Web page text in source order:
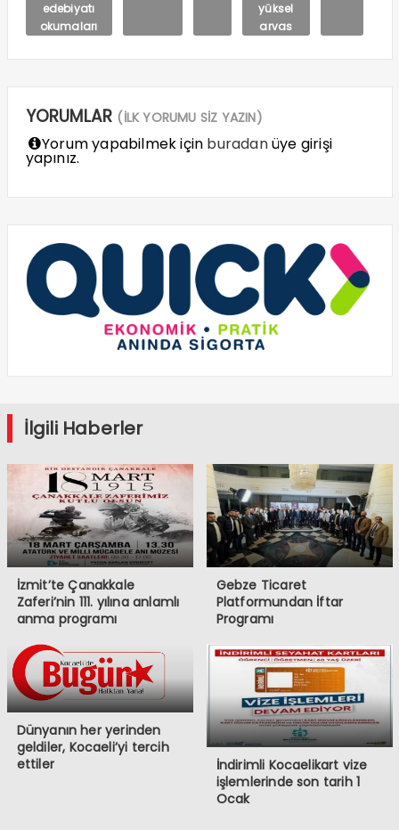
edebiyatı
okumaları
yüksel
arvas
YORUMLAR (İLK YORUMU SİZ YAZIN)
Yorum yapabilmek için buradanüye girişi
yapınız.
İlgili Haberler
İzmit’te Çanakkale
Zaferi’nin 111. yılına anlamlı
anma programı
Gebze Ticaret
Platformundan İftar
Programı
Dünyanın her yerinden
geldiler, Kocaeli’yi tercih
ettiler
İndirimli Kocaelikart vize
işlemlerinde son tarih 1
Ocak